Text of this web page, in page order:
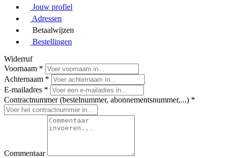
Jouw profiel
Adressen
Betaalwijzen
Bestellingen
Widerruf
Voornaam *
Achternaam *
E-mailadres *
Contractnummer (bestelnummer, abonnementsnummer,...) *
Commentaar